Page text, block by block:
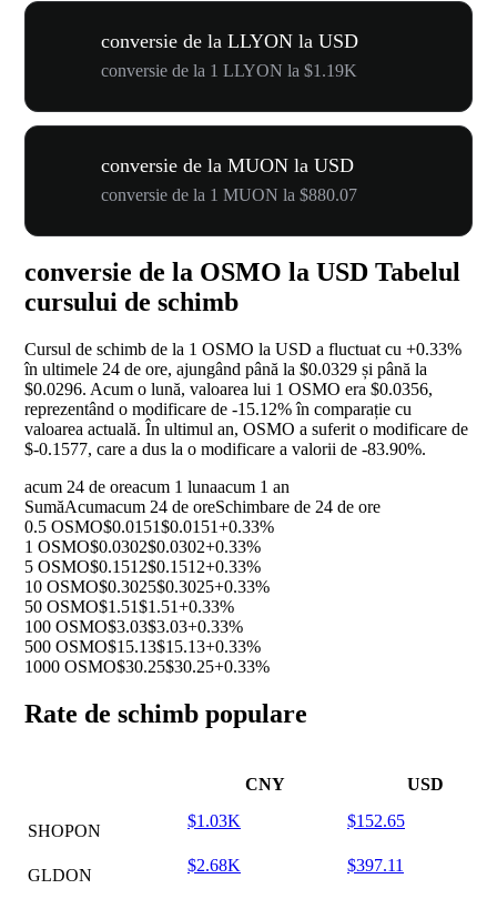
conversie de la LLYON la USD
conversie de la 1 LLYON la $1.19K
conversie de la MUON la USD
conversie de la 1 MUON la $880.07
conversie de la OSMO la USD Tabelul
cursului de schimb
Cursul de schimb de la 1 OSMO la USD a fluctuat cu +0.33%
în ultimele 24 de ore, ajungând până la $0.0329 și până la
$0.0296. Acum o lună, valoarea lui 1 OSMO era $0.0356,
reprezentând o modificare de -15.12%în comparație cu
valoarea actuală. În ultimul an, OSMO a suferit o modificare de
$-0.1577, care a dus la o modificare a valorii de -83.90%.
acum 24 de oreacum 1 lunaacum 1 an
SumăAcumacum 24 de oreSchimbare de 24 de ore
0.5 OSMO$0.0151$0.0151+0.33%
1 OSMO$0.0302$0.0302+0.33%
5 OSMO$0.1512$0.1512+0.33%
10 OSMO$0.3025$0.3025+0.33%
50 OSMO$1.51$1.51+0.33%
100 OSMO$3.03$3.03+0.33%
500 OSMO$15.13$15.13+0.33%
1000 OSMO$30.25$30.25+0.33%
Rate de schimb populare
CNY USD
SHOPON
$1.03K $152.65
GLDON
$2.68K $397.11